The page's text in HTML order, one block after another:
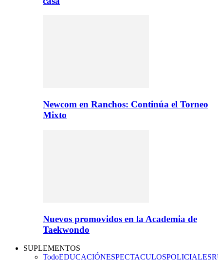
Newcom en Ranchos: Continúa el Torneo
Mixto
Nuevos promovidos en la Academia de
Taekwondo
SUPLEMENTOS
TodoEDUCACIÓNESPECTACULOSPOLICIALES